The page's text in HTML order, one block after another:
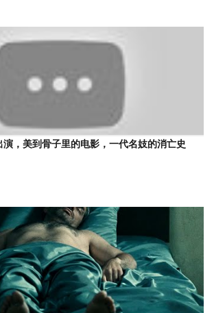
演，美到骨子里的电影，一代名妓的消亡史